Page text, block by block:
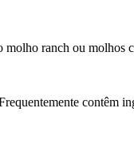
molho ranch ou molhos
contêm